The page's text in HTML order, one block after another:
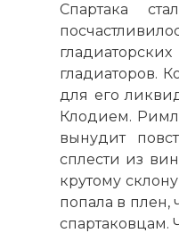
Спартака
гладиаторов.
для его
Клодием.
вынудит
сплести из
крутому
попала в плен,
спартаковцам.